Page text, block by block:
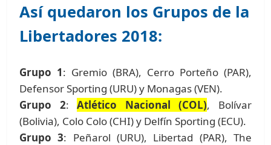
Así quedaron los Grupos de la
Libertadores 2018:
Grupo 1: Gremio (BRA), Cerro Porteño (PAR),
Defensor Sporting (URU) y Monagas (VEN).
Grupo 2:Atlético Nacional (COL), Bolívar
(Bolivia), Colo Colo (CHI) y Delfín Sporting (ECU).
Grupo 3: Peñarol (URU), Libertad (PAR), The